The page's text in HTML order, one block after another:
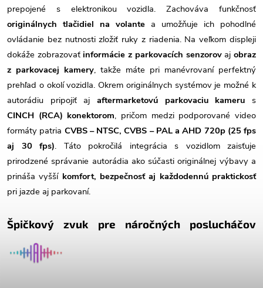
prepojené s elektronikou vozidla. Zachováva funkčnosť
originálnych tlačidiel na volante a umožňuje ich pohodlné
ovládanie bez nutnosti zložiť ruky z riadenia. Na veľkom displeji
dokáže zobrazovaťinformácie z parkovacích senzorovajobraz
z parkovacej kamery, takže máte pri manévrovaní perfektný
prehľad o okolí vozidla. Okrem originálnych systémov je možné k
autorádiu pripojiť aj aftermarketovú parkovaciu kameru s
CINCH (RCA) konektorom, pričom medzi podporované video
formáty patria CVBS – NTSC, CVBS – PAL a AHD 720p (25 fps
aj 30 fps). Táto pokročilá integrácia s vozidlom zaisťuje
prirodzené správanie autorádia ako súčasti originálnej výbavy a
prináša vyšší komfort, bezpečnosť aj každodennú praktickosť
pri jazde aj parkovaní.
Špičkový zvuk pre náročných poslucháčov